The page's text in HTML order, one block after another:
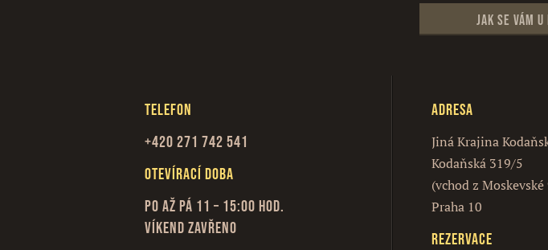
Jak se vám
Telefon
+420 271 742 541
Otevírací doba
Po až Pá 11 – 15:00 hod.
Víkend zavřeno
Adresa
Jiná Krajina
Kodaňská 319/5
(vchod z Moskevské
Praha 10
Rezervace